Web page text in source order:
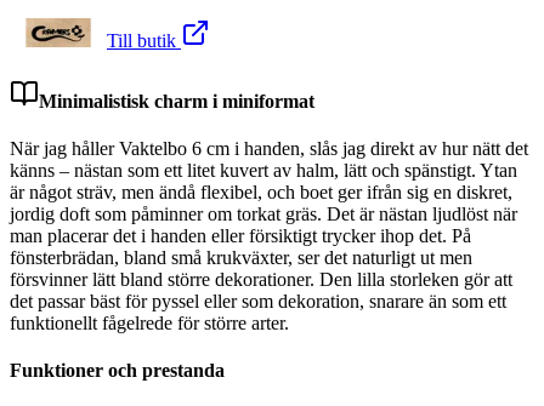
Till butik
Minimalistisk charm i miniformat
När jag håller Vaktelbo 6 cm i handen, slås jag direkt av hur nätt det
känns – nästan som ett litet kuvert av halm, lätt och spänstigt. Ytan
är något sträv, men ändå flexibel, och boet ger ifrån sig en diskret,
jordig doft som påminner om torkat gräs. Det är nästan ljudlöst när
man placerar det i handen eller försiktigt trycker ihop det. På
fönsterbrädan, bland små krukväxter, ser det naturligt ut men
försvinner lätt bland större dekorationer. Den lilla storleken gör att
det passar bäst för pyssel eller som dekoration, snarare än som ett
funktionellt fågelrede för större arter.
Funktioner och prestanda